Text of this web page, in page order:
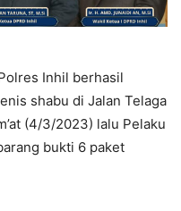
Inhil berhasil
shabu di Jalan Telaga
(4/3/2023) lalu Pelaku
bukti 6 paket